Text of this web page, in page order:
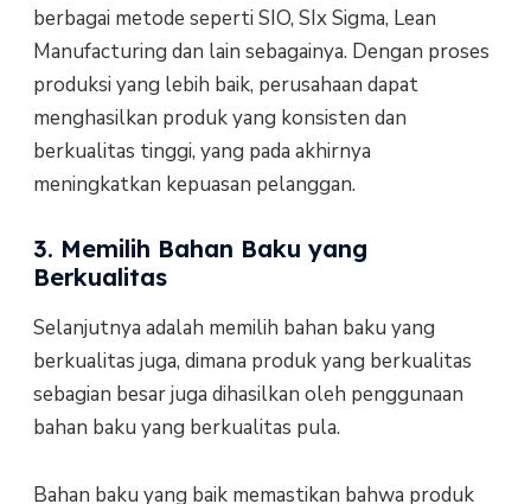
berbagai metode seperti SIO, SIx Sigma, Lean
Manufacturing dan lain sebagainya. Dengan proses
produksi yang lebih baik, perusahaan dapat
menghasilkan produk yang konsisten dan
berkualitas tinggi, yang pada akhirnya
meningkatkan kepuasan pelanggan.
3. Memilih Bahan Baku yang
Berkualitas
Selanjutnya adalah memilih bahan baku yang
berkualitas juga, dimana produk yang berkualitas
sebagian besar juga dihasilkan oleh penggunaan
bahan baku yang berkualitas pula.
Bahan baku yang baik memastikan bahwa produk